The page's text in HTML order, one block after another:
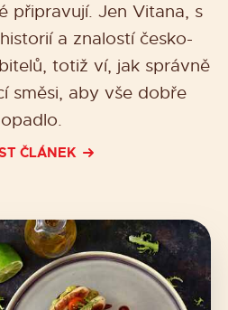
připravují. Jen Vitana, s
a znalostí česko-
totiž ví, jak správně
směsi, aby vše dobře
ČLÁNEK